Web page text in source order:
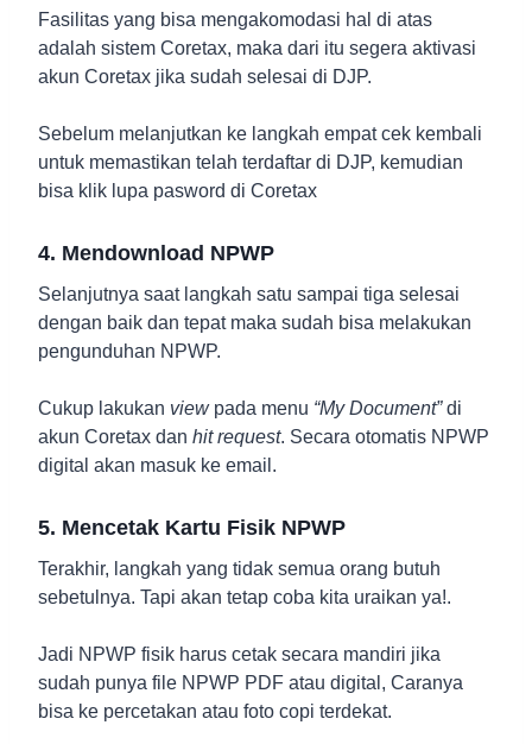
Fasilitas yang bisa mengakomodasi hal di atas
adalah sistem Coretax, maka dari itu segera aktivasi
akun Coretax jika sudah selesai di DJP.
Sebelum melanjutkan ke langkah empat cek kembali
untuk memastikan telah terdaftar di DJP, kemudian
bisa klik lupa pasword di Coretax
4. Mendownload NPWP
Selanjutnya saat langkah satu sampai tiga selesai
dengan baik dan tepat maka sudah bisa melakukan
pengunduhan NPWP.
Cukup lakukan viewpada menu “My Document”di
akun Coretax dan hit request. Secara otomatis NPWP
digital akan masuk ke email.
5. Mencetak Kartu Fisik NPWP
Terakhir, langkah yang tidak semua orang butuh
sebetulnya. Tapi akan tetap coba kita uraikan ya!.
Jadi NPWP fisik harus cetak secara mandiri jika
sudah punya file NPWP PDF atau digital, Caranya
bisa ke percetakan atau foto copi terdekat.